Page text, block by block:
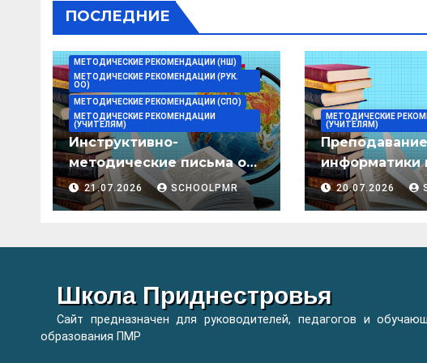
ПОСЛЕДНИЕ
МЕТОДИЧЕСКИЕ РЕКОМЕНДАЦИИ (НШ)
МЕТОДИЧЕСКИЕ РЕКОМЕНДАЦИИ (РУК.
ОО)
МЕТОДИЧЕСКИЕ РЕКОМЕНДАЦИИ (СПО)
МЕТОДИЧЕСКИЕ РЕКОМЕНДАЦИИ
(УЧИТЕЛЯМ)
Инструктивно-
методические письма о
преподавании учебных
предметов/дисциплин в
образования ПМР на
21.07.2026 SCHOOLPMR
МЕТОДИЧЕСКИЕ
(УЧИТЕЛЯМ)
Преподавание
информатики
20.07.2026
Школа Приднестровья
Сайт предназначен для руководителей, педагогов и
образования ПМР